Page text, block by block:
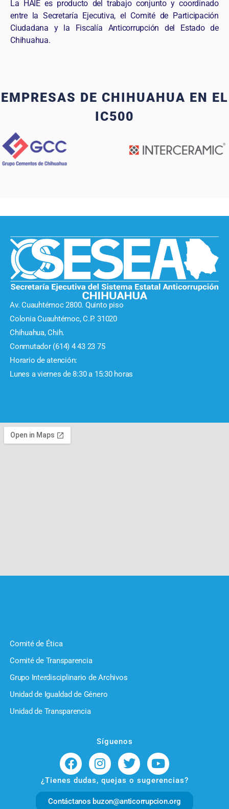
La HAIE es producto del trabajo conjunto y coordinado
entre la Secretaría Ejecutiva, el Comité de Participación
Ciudadana y la Fiscalía Anticorrupción del Estado de
Chihuahua.
EMPRESAS DE CHIHUAHUA EN EL
IC500
Av. Cuauhtémoc 2800. Quinto piso
Colonia Cuauhtémoc, C.P. 31020
Chihuahua, Chih.
Conmutador (614) 4 43 23 75
Horario de atención:
Lunes a viernes de 8:30 a 15:30 horas
Comité de Ética
Comité de Transparencia
Grupo Interdisciplinario de Archivos
Unidad de Igualdad de Género
Unidad de Transparencia
Síguenos
¿Tienes dudas, quejas o sugerencias?
Contáctanos buzon@anticorrupcion.org